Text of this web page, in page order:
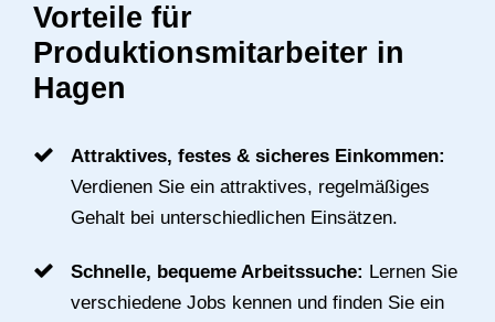
Vorteile für
Produktionsmitarbeiter in
Hagen
Attraktives, festes & sicheres Einkommen:
Verdienen Sie ein attraktives, regelmäßiges
Gehalt bei unterschiedlichen Einsätzen.
Schnelle, bequeme Arbeitssuche: Lernen Sie
verschiedene Jobs kennen und finden Sie ein